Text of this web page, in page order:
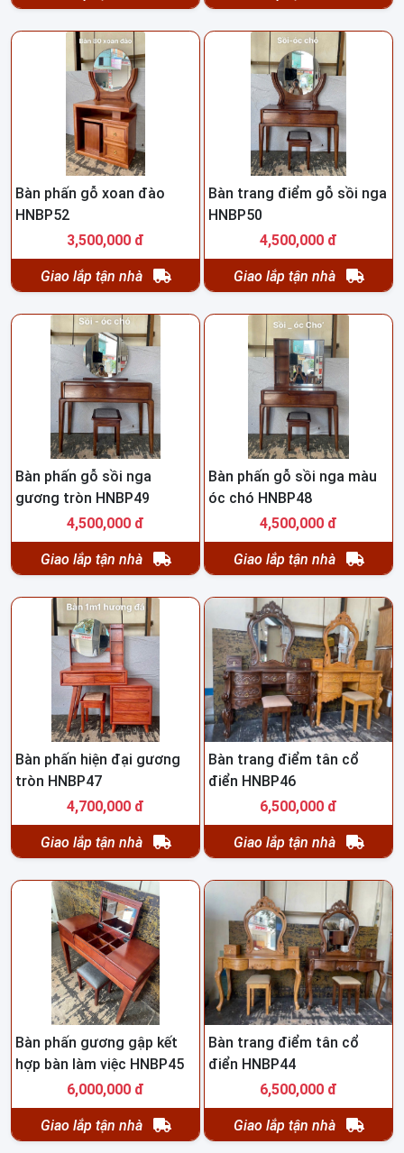
Bàn phấn gỗ xoan đào
HNBP52
3,500,000 đ
Giao lắp tận nhà
Bàn trang điểm gỗ sồi nga
HNBP50
4,500,000 đ
Giao lắp tận nhà
Bàn phấn gỗ sồi nga
gương tròn HNBP49
4,500,000 đ
Giao lắp tận nhà
Bàn phấn gỗ sồi nga màu
óc chó HNBP48
4,500,000 đ
Giao lắp tận nhà
Bàn phấn hiện đại gương
tròn HNBP47
4,700,000 đ
Giao lắp tận nhà
Bàn trang điểm tân cổ
điển HNBP46
6,500,000 đ
Giao lắp tận nhà
Bàn phấn gương gập kết
hợp bàn làm việc HNBP45
6,000,000 đ
Giao lắp tận nhà
Bàn trang điểm tân cổ
điển HNBP44
6,500,000 đ
Giao lắp tận nhà